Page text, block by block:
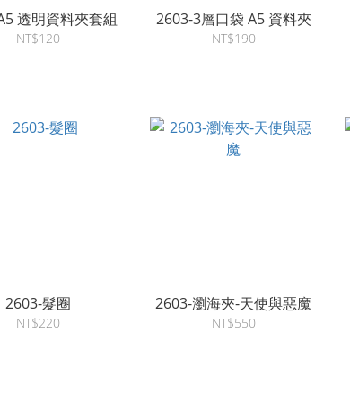
透明資料夾套組
NT$120
2603-3層口袋 A5 資料夾
NT$190
2603-髮圈
NT$220
2603-瀏海夾-天使與惡魔
NT$550